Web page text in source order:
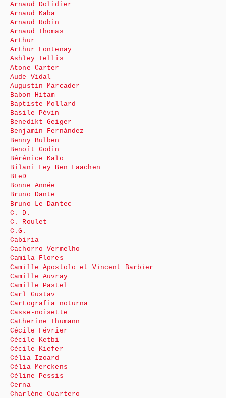
Arnaud Dolidier
Arnaud Kaba
Arnaud Robin
Arnaud Thomas
Arthur
Arthur Fontenay
Ashley Tellis
Atone Carter
Aude Vidal
Augustin Marcader
Babon Hitam
Baptiste Mollard
Basile Pévin
Benedikt Geiger
Benjamin Fernández
Benny Bulben
Benoît Godin
Bérénice Kalo
Bilani Ley Ben Laachen
BLeD
Bonne Année
Bruno Dante
Bruno Le Dantec
C. D.
C. Roulet
C.G.
Cabiria
Cachorro Vermelho
Camila Flores
Camille Apostolo et Vincent Barbier
Camille Auvray
Camille Pastel
Carl Gustav
Cartografia noturna
Casse-noisette
Catherine Thumann
Cécile Février
Cécile Ketbi
Cécile Kiefer
Célia Izoard
Célia Merckens
Céline Pessis
Cerna
Charlène Cuartero